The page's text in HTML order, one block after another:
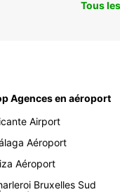
Tous
Agences en aéroport
Airport
Aéroport
Aéroport
Bruxelles Sud